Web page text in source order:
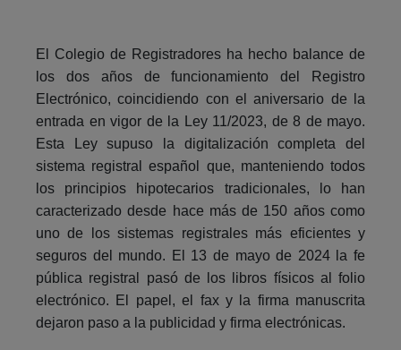
El Colegio de Registradores ha hecho balance de
los dos años de funcionamiento del Registro
Electrónico, coincidiendo con el aniversario de la
entrada en vigor de la Ley 11/2023, de 8 de mayo.
Esta Ley supuso la digitalización completa del
sistema registral español que, manteniendo todos
los principios hipotecarios tradicionales, lo han
caracterizado desde hace más de 150 años como
uno de los sistemas registrales más eficientes y
seguros del mundo. El 13 de mayo de 2024 la fe
pública registral pasó de los libros físicos al folio
electrónico. El papel, el fax y la firma manuscrita
dejaron paso a la publicidad y firma electrónicas.